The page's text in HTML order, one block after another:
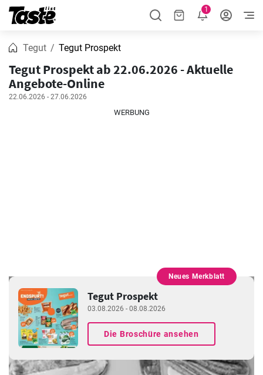
1
Tegut Tegut Prospekt
Tegut Prospekt ab 22.06.2026 - Aktuelle
Angebote-Online
22.06.2026 - 27.06.2026
WERBUNG
Tegut Prospekt
03.08.2026 - 08.08.2026
Die Broschüre ansehen
Neues Merkblatt